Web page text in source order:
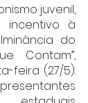
juvenil,
à
do
Contam”,
feira (27/5).